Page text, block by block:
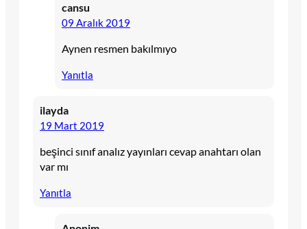
cansu
09 Aralık 2019
Aynen resmen bakılmıyo
Yanıtla
ilayda
19 Mart 2019
beşinci sınıf analız yayınları cevap anahtarı olan
var mı
Yanıtla